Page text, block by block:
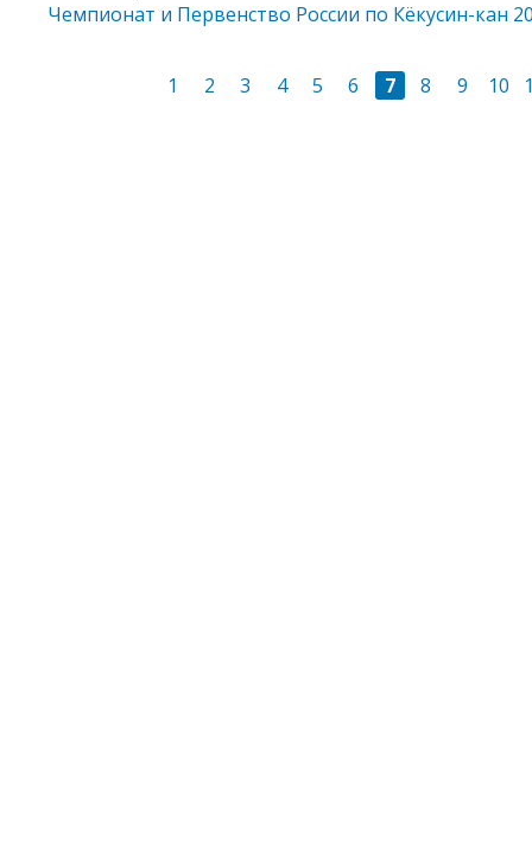
Чемпионат и Первенство России по Кёкусин-кан
1 2 3 4 5 6 7 8 9 10